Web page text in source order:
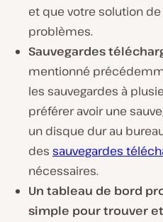
et que votre solution
problèmes.
Sauvegardes
mentionné
les sauvegardes à
préférer avoir une
un disque dur au
des sauvegardes
nécessaires.
Un tableau de bord
simple pour trouver